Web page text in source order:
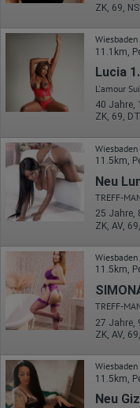
Ort der Verarbeitung:
Wir nutzen Hotjar als
Daten über das
auch im Rahmen von
auf unserer Website
Informationen
Herausgeber:
Hotjar Limited, Malta
Erhobene Daten:
Datum und Uhrzeit
Gerätetyp
Geografischer
Mausbewegungen
Besuchte Seiten
Referrer URL
Bildschirmauflösung
Eindeutige
Browser-Typ
Klicks
Domain-Name
Eindeutige
Antworten auf
Wiesbaden
11.1km,
Lucia
L'amour
ZK, 69,
11.5km,
Neu
TREFF-
ZK, AV,
11.5km,
TREFF-
ZK, AV,
11.5km,
Neu